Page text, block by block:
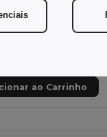
ao Carrinho